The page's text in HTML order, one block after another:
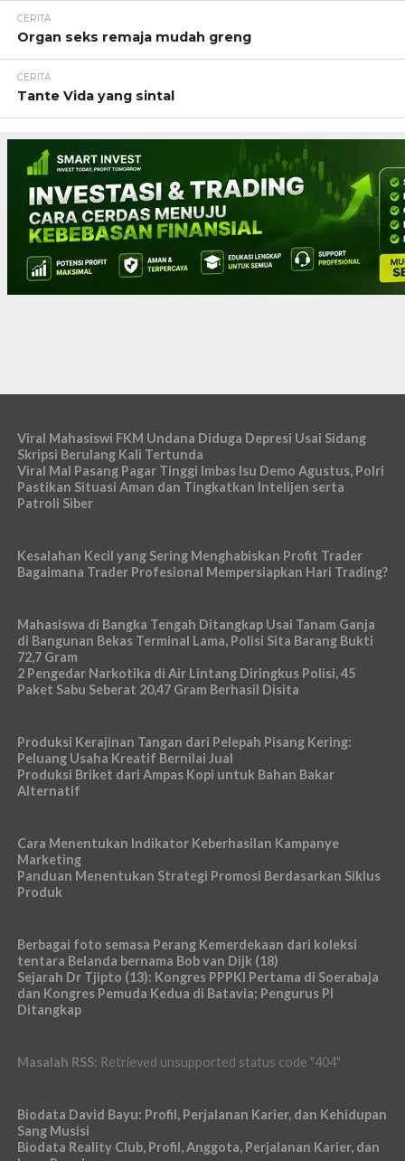
CERITA
Organ seks remaja mudah greng
CERITA
Tante Vida yang sintal
Viral Mahasiswi FKM Undana Diduga Depresi Usai Sidang
Skripsi Berulang Kali Tertunda
Viral Mal Pasang Pagar Tinggi Imbas Isu Demo Agustus, Polri
Pastikan Situasi Aman dan Tingkatkan Intelijen serta
Patroli Siber
Kesalahan Kecil yang Sering Menghabiskan Profit Trader
Bagaimana Trader Profesional Mempersiapkan Hari Trading?
Mahasiswa di Bangka Tengah Ditangkap Usai Tanam Ganja
di Bangunan Bekas Terminal Lama, Polisi Sita Barang Bukti
72,7 Gram
2 Pengedar Narkotika di Air Lintang Diringkus Polisi, 45
Paket Sabu Seberat 20,47 Gram Berhasil Disita
Produksi Kerajinan Tangan dari Pelepah Pisang Kering:
Peluang Usaha Kreatif Bernilai Jual
Produksi Briket dari Ampas Kopi untuk Bahan Bakar
Alternatif
Cara Menentukan Indikator Keberhasilan Kampanye
Marketing
Panduan Menentukan Strategi Promosi Berdasarkan Siklus
Produk
Berbagai foto semasa Perang Kemerdekaan dari koleksi
tentara Belanda bernama Bob van Dijk (18)
Sejarah Dr Tjipto (13): Kongres PPPKI Pertama di Soerabaja
dan Kongres Pemuda Kedua di Batavia; Pengurus PI
Ditangkap
Masalah RSS: Retrieved unsupported status code "404"
Biodata David Bayu: Profil, Perjalanan Karier, dan Kehidupan
Sang Musisi
Biodata Reality Club, Profil, Anggota, Perjalanan Karier, dan